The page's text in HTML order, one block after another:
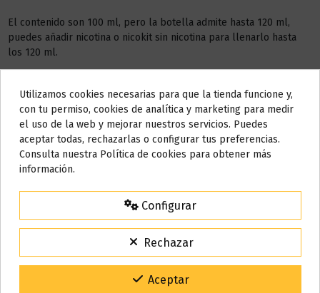
El contenido son 100 ml, pero la botella admite hasta 120 ml,
puedes añadir nicotina o nicokit sin nicotina para llenarlo hasta
los 120 ml.
nicotina debes añadir 2 NICOKITde 10 ml con 20 mg de
nicotina/ml.
AÑADIR NICOKIT DE 3 MG
Detalles del producto
Reseñas (0)
Do not show again.
AVISO IMPORTANTE
Nos tomamos unos días
Todos los pedidos realizados desde el
15% de descuento
Para agradecerte la espera durante estos días.
Código:VACACIONES15
Gracias por tu paciencia y por seguir confiando en nosotros.
Utilizamos cookies necesarias para que la tienda funcione y,
con tu permiso, cookies de analítica y marketing para medir
el uso de la web y mejorar nuestros servicios. Puedes
aceptar todas, rechazarlas o configurar tus preferencias.
Consulta nuestra Política de cookies para obtener más
información.
Configurar
Rechazar
Aceptar